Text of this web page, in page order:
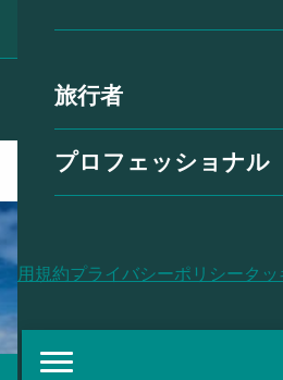
旅行者
プロフェッショナル
利用規約プライバシーポリシーク